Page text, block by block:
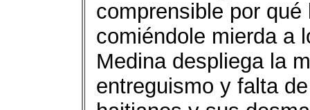
comprensible por
comiéndole mierda a
Medina despliega la
entreguismo y falta